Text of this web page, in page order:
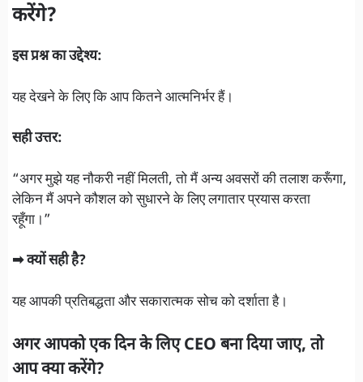
करेंगे?
इस प्रश्न का उद्देश्य:
यह देखने के लिए कि आप कितने आत्मनिर्भर हैं।
सही उत्तर:
“अगर मुझे यह नौकरी नहीं मिलती, तो मैं अन्य अवसरों की तलाश करूँगा,
लेकिन मैं अपने कौशल को सुधारने के लिए लगातार प्रयास करता
रहूँगा।”
➡ क्यों सही है?
यह आपकी प्रतिबद्धता और सकारात्मक सोच को दर्शाता है।
अगर आपको एक दिन के लिए CEO बना दिया जाए, तो
आप क्या करेंगे?